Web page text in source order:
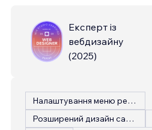
Експерт із
вебдизайну
(2025)
Налаштування меню ресторану
Розширений дизайн сайту